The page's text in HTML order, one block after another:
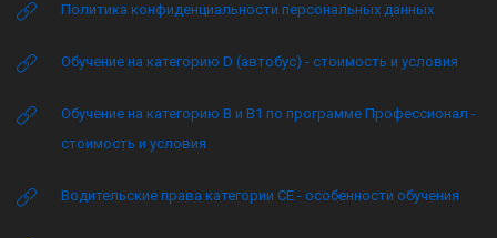
Политика конфиденциальности персональных данных
Обучение на категорию D (автобус) - стоимость и условия
Обучение на категорию B и B1 по программе Профессионал -
стоимость и условия
Водительские права категории CE - особенности обучения